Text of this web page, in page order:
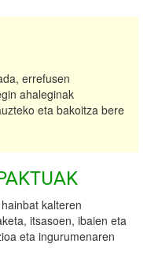
errefusen
ahaleginak
eta bakoitza bere
kalteren
itsasoen, ibaien eta
eta ingurumenaren